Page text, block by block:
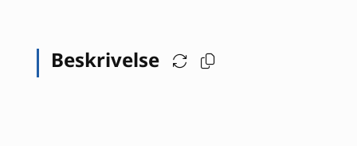
Beskrivelse